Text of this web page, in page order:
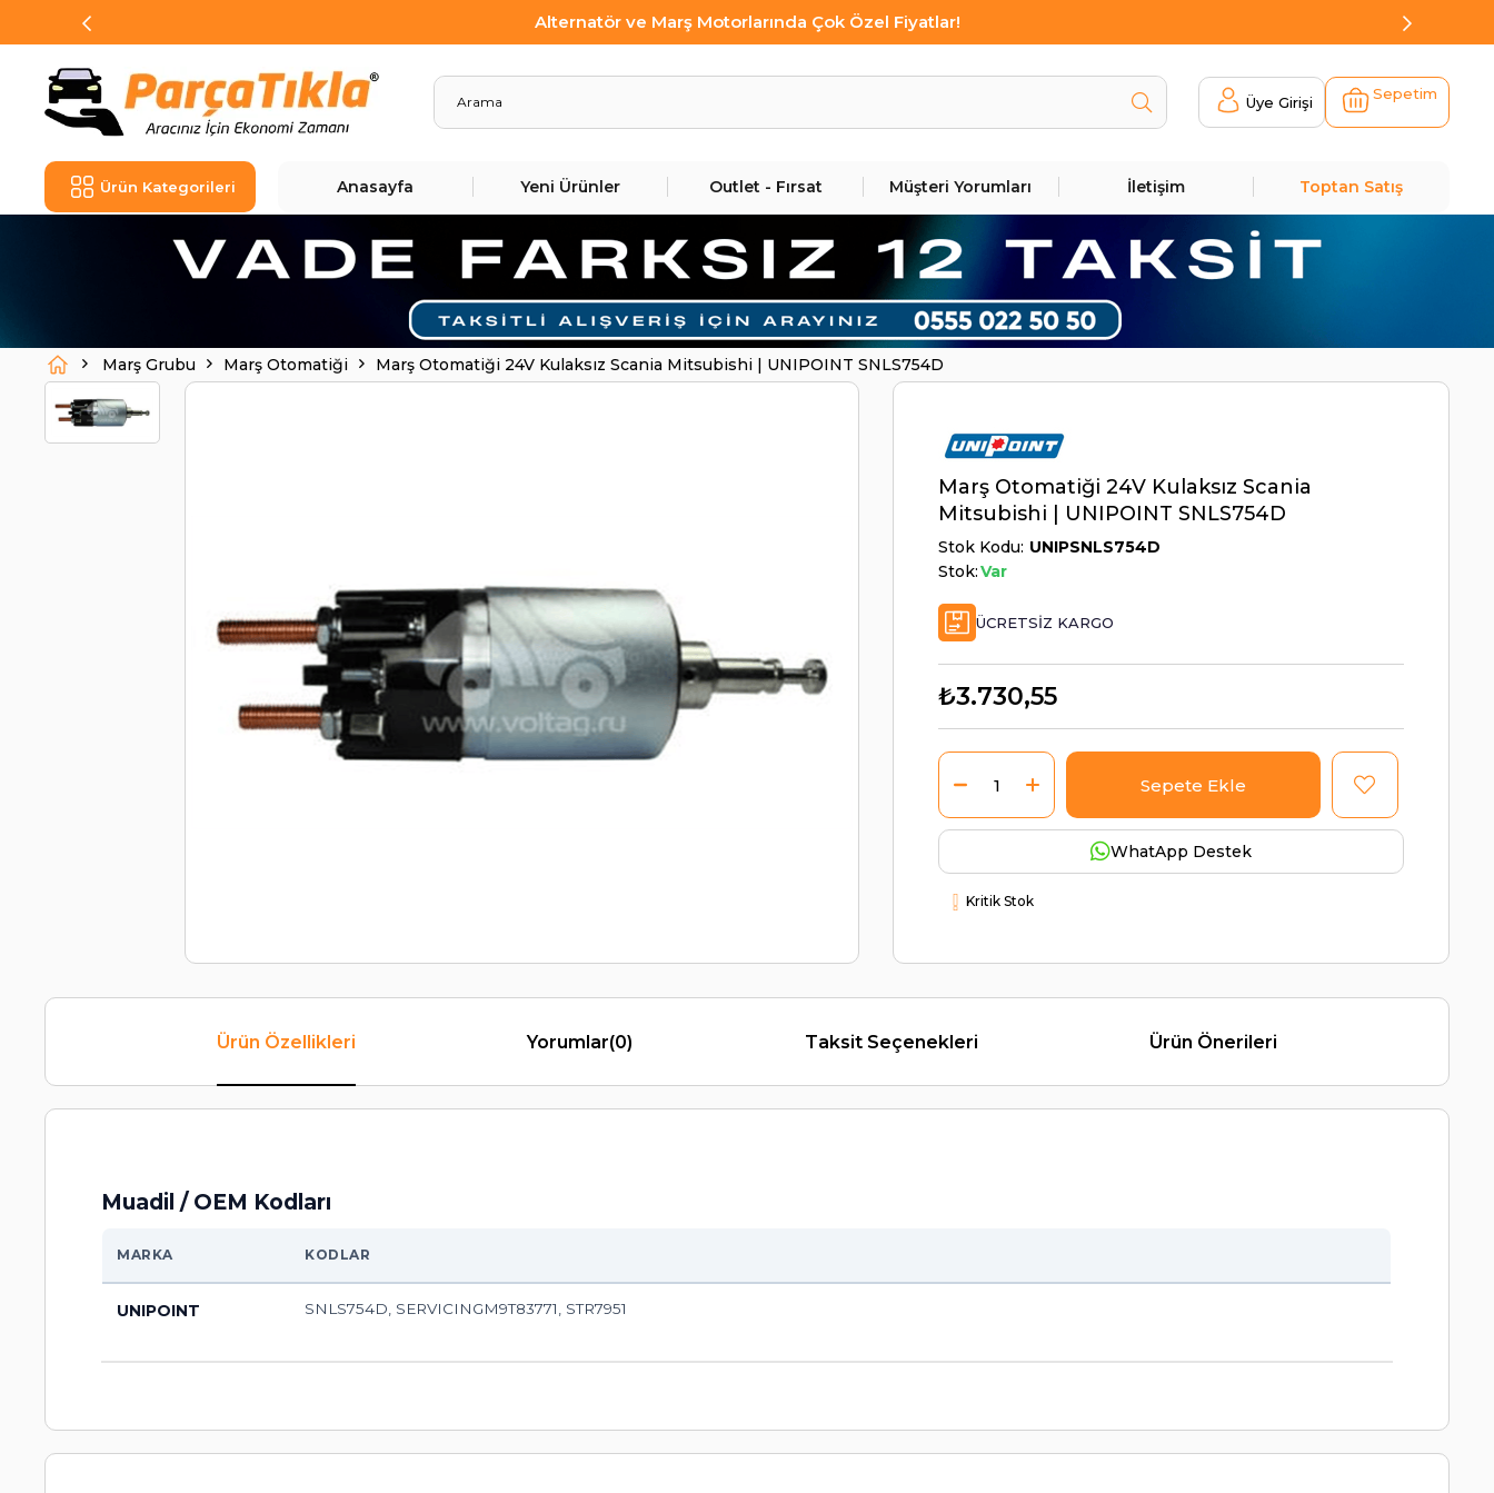
Alternatör ve Marş Motorlarında Çok Özel Fiyatlar!
Üye Girişi Sepetim
Ürün Kategorileri Anasayfa Yeni Ürünler Outlet - Fırsat Müşteri Yorumları İletişim Toptan Satış
Marş Grubu Marş Otomatiği Marş Otomatiği 24V Kulaksız Scania Mitsubishi | UNIPOINT SNLS754D
Marş Otomatiği 24V Kulaksız Scania
Mitsubishi | UNIPOINT SNLS754D
Stok Kodu UNIPSNLS754D
Stok:Var
ÜCRETSIZ KARGO
₺3.730,55
WhatApp Destek
Kritik Stok
Ürün Özellikleri Yorumlar(0) Taksit Seçenekleri Ürün Önerileri
Muadil / OEM Kodları
MARKA KODLAR
UNIPOINT SNLS754D, SERVICINGM9T83771, STR7951